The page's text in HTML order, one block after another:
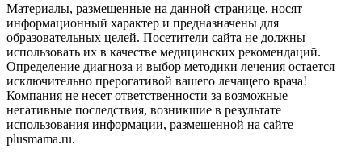
Материалы, размещенные на данной странице, носят
информационный характер и предназначены для
образовательных целей. Посетители сайта не должны
использовать их в качестве медицинских рекомендаций.
Определение диагноза и выбор методики лечения остается
исключительно прерогативой вашего лечащего врача!
Компания не несет ответственности за возможные
негативные последствия, возникшие в результате
использования информации, размешенной на сайте
plusmama.ru.